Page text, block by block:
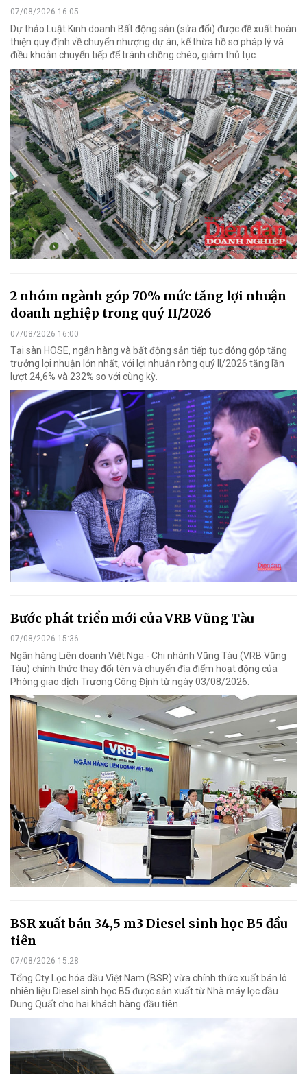
07/08/2026 16:05
Dự thảo Luật Kinh doanh Bất động sản (sửa đổi) được đề xuất hoàn
thiện quy định về chuyển nhượng dự án, kế thừa hồ sơ pháp lý và
điều khoản chuyển tiếp để tránh chồng chéo, giảm thủ tục.
2 nhóm ngành góp 70% mức tăng lợi nhuận
doanh nghiệp trong quý II/2026
07/08/2026 16:00
Tại sàn HOSE, ngân hàng và bất động sản tiếp tục đóng góp tăng
trưởng lợi nhuận lớn nhất, với lợi nhuận ròng quý II/2026 tăng lần
lượt 24,6% và 232% so với cùng kỳ.
Bước phát triển mới của VRB Vũng Tàu
07/08/2026 15:36
Ngân hàng Liên doanh Việt Nga - Chi nhánh Vũng Tàu (VRB Vũng
Tàu) chính thức thay đổi tên và chuyển địa điểm hoạt động của
Phòng giao dịch Trương Công Định từ ngày 03/08/2026.
BSR xuất bán 34,5 m3 Diesel sinh học B5 đầu
tiên
07/08/2026 15:28
Tổng Cty Lọc hóa dầu Việt Nam (BSR) vừa chính thức xuất bán lô
nhiên liệu Diesel sinh học B5 được sản xuất từ Nhà máy lọc dầu
Dung Quất cho hai khách hàng đầu tiên.